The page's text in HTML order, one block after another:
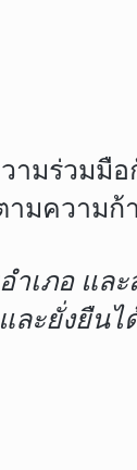
ามร่วม
ความ
เภอ แ
ะยั่งยืนไ